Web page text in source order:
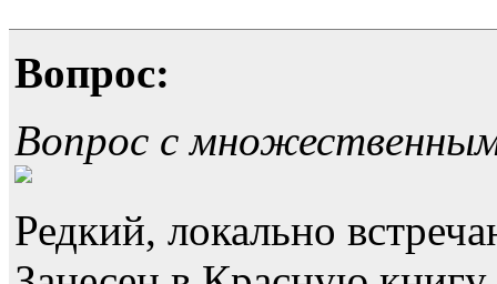
Вопрос:
Вопрос с
Редкий, локально